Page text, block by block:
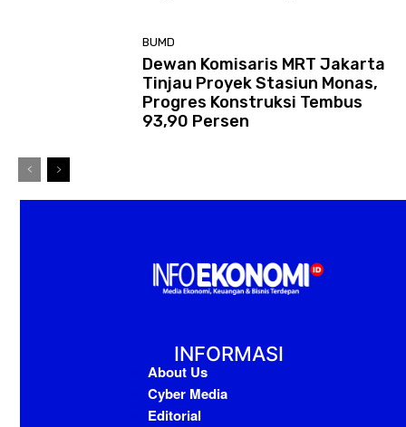
BUMD
Dewan Komisaris MRT Jakarta
Tinjau Proyek Stasiun Monas,
Progres Konstruksi Tembus
93,90 Persen
INFORMASI
About Us
Cyber Media
Editorial